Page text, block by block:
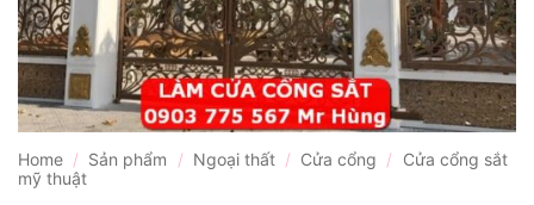
Home / Sản phẩm / Ngoại thất / Cửa cổng /
Cửa cổng sắt
mỹ thuật